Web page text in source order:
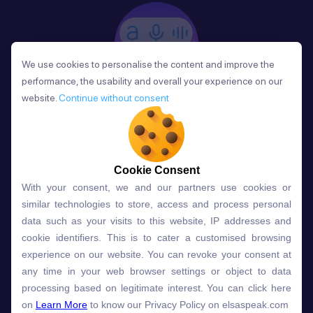
Phản Hồi
Sau mỗi bài học, người học nhận phản hồi về phát
âm và ngữ pháp ngay lập tức, giúp cải thiện kỹ năng
và tiến bộ nhanh chóng.
Lựa chọn gói học ELSA dành
cho bạn
We use cookies to personalise the content and improve the
performance, the usability and overall your experience on our
website. Continue without consent
Cookie Consent
With your consent, we and our partners use cookies or
similar technologies to store, access and process personal
data such as your visits to this website, IP addresses and
cookie identifiers. This is to cater a customised browsing
experience on our website. You can revoke your consent at
any time in your web browser settings or object to data
processing based on legitimate interest. You can click here
on Learn More to know our Privacy Policy on elsaspeak.com
We use cookies to personalise the content and improve the
performance, the usability and overall your experience on our
website. Continue without consent
Cookie Consent
With your consent, we and our partners use cookies or
similar technologies to store, access and process personal
data such as your visits to this website, IP addresses and
cookie identifiers. This is to cater a customised browsing
experience on our website. You can revoke your consent at
any time in your web browser settings or object to data
processing based on legitimate interest. You can click here
on Learn More to know our Privacy Policy on elsaspeak.com